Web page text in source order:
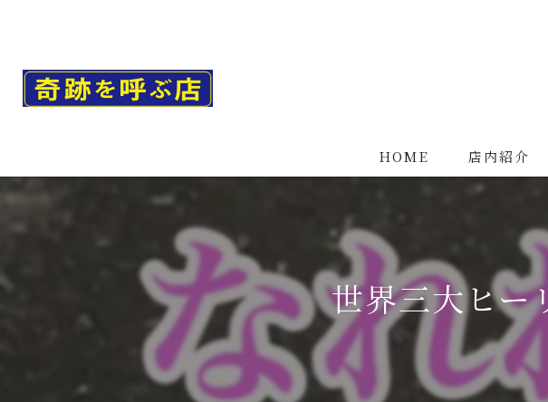
HOME 店内紹介
世界三大ヒー